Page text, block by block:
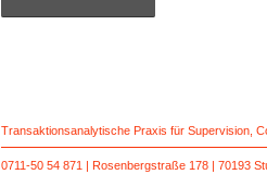
Transaktionsanalytische Praxis für Supervision,
0711-50 54 871 | Rosenbergstraße 178 | 70193